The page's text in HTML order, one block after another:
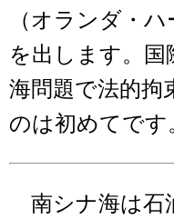
（オランダ・
を出します。国
海問題で法的拘
のは初めてです
南シナ海は石